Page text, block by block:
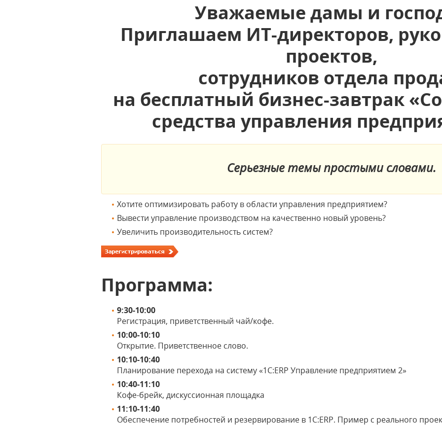
Уважаемые дамы и
Приглашаем ИТ-директоров,
проектов,
сотрудников отдела
на бесплатный бизнес-завтрак
средства управления
Серьезные темы простыми словами.
Хотите оптимизировать работу в области управления предприятием?
Вывести управление производством на качественно новый уровень?
Увеличить производительность систем?
Программа:
9:30-10:00
Регистрация, приветственный чай/кофе.
10:00-10:10
Открытие. Приветственное слово.
10:10-10:40
Планирование перехода на систему «1С:ERP Управление предприятием 2»
10:40-11:10
Кофе-брейк, дискуссионная площадка
11:10-11:40
Обеспечение потребностей и резервирование в 1С:ERP. Пример с реального